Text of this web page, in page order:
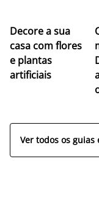
Decore a sua
casa com flores
e plantas
artificiais
Ver todos os